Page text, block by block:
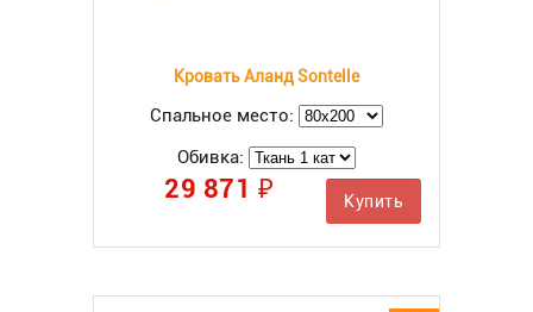
Кровать Аланд Sontelle
Спальное место:
Обивка:
29 871 ₽ Купить